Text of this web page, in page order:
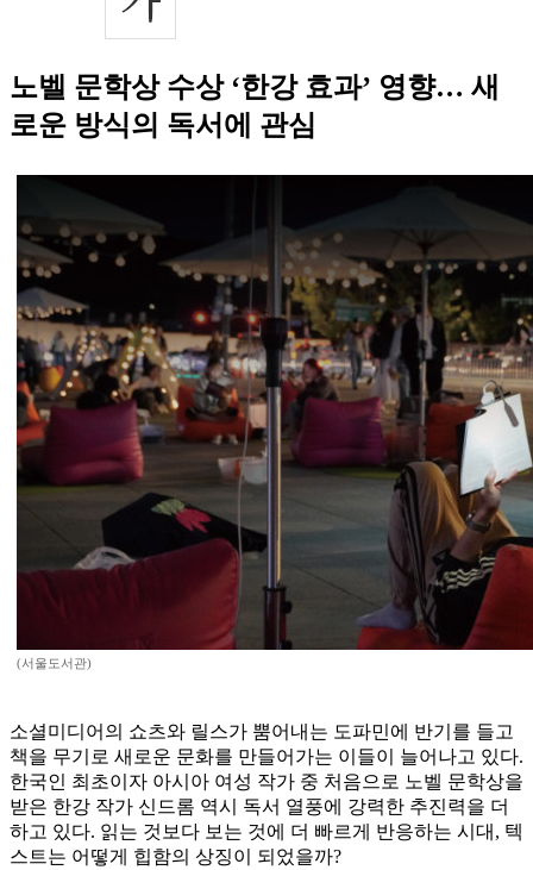
노벨 문학상 수상 ‘한강 효과’ 영향… 새
로운 방식의 독서에 관심
(서울도서관)
소셜미디어의 쇼츠와 릴스가 뿜어내는 도파민에 반기를 들고
책을 무기로 새로운 문화를 만들어가는 이들이 늘어나고 있다.
한국인 최초이자 아시아 여성 작가 중 처음으로 노벨 문학상을
받은 한강 작가 신드롬 역시 독서 열풍에 강력한 추진력을 더
하고 있다. 읽는 것보다 보는 것에 더 빠르게 반응하는 시대, 텍
스트는 어떻게 힙함의 상징이 되었을까?